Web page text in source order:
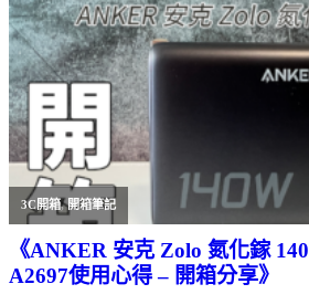
3C開箱,開箱筆記
《ANKER 安克 Zolo 氮化鎵
A2697使用心得 – 開箱分享》